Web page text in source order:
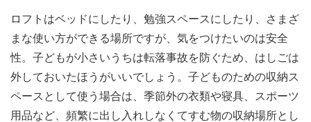
ロフトはベッドにしたり、勉強スペースにしたり、さまざ
まな使い方ができる場所ですが、気をつけたいのは安全
性。子どもが小さいうちは転落事故を防ぐため、はしごは
外しておいたほうがいいでしょう。子どものための収納ス
ペースとして使う場合は、季節外の衣類や寝具、スポーツ
用品など、頻繁に出し入れしなくてすむ物の収納場所とし